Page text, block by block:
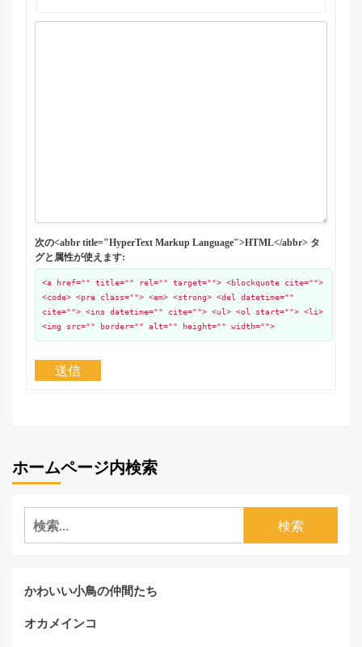
次の<abbr title="HyperText Markup Language">HTML</abbr> タ
グと属性が使えます:
<a href="" title="" rel="" target=""> <blockquote cite="">
<code> <pre class=""> <em> <strong> <del datetime=""
cite=""> <ins datetime="" cite=""> <ul> <ol start=""> <li>
<img src="" border="" alt="" height="" width="">
送信
ホームページ内検索
検
索:
かわいい小鳥の仲間たち
オカメインコ